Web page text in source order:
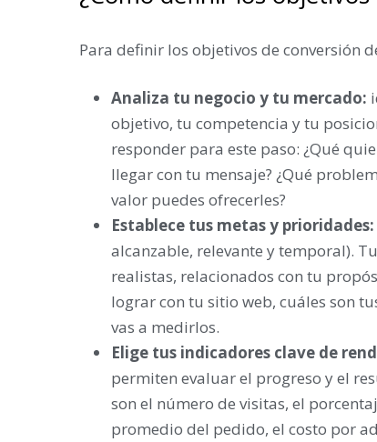
Para definir los objetivos de conversión
Analiza tu negocio y tu mercado:
objetivo, tu competencia y tu
responder para este paso: ¿Qué
llegar con tu mensaje? ¿Qué
valor puedes ofrecerles?
Establece tus metas y prioridades:
alcanzable, relevante y temporal).
realistas, relacionados con tu
lograr con tu sitio web, cuáles son
vas a medirlos.
Elige tus indicadores clave de
permiten evaluar el progreso y el
son el número de visitas, el
promedio del pedido, el costo por